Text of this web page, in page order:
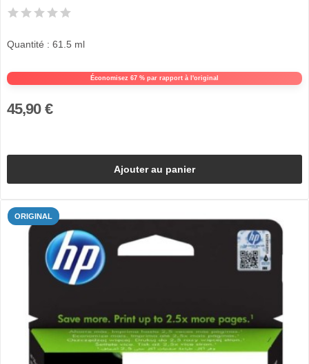
Économisez 67 % par rapport à l'original
Quantité : 61.5 ml
45,90 €
Ajouter au panier
ORIGINAL